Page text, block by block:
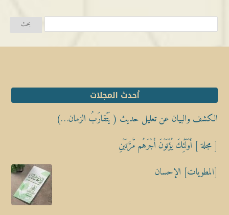
أحدث المجلات
الكشف والبيان عن تعليل حديث ( يَتَقارَبُ الزمان…)
[ مجلة ] أُوْلَٰٓئِكَ يُؤْتَوْنَ أَجْرَهُم مَّرَّتَيْنِ
[المطويات] الإحسان